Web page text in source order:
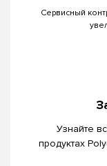
Сервисный
Узнайте
продуктах